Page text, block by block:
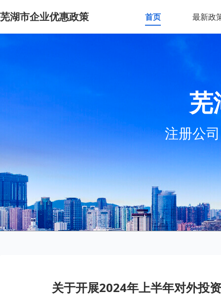
芜湖市企业优惠政策 首页 最新政
芜
注册公
关于开展2024年上半年对外投